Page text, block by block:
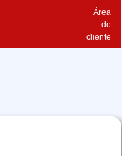
Área
do
cliente